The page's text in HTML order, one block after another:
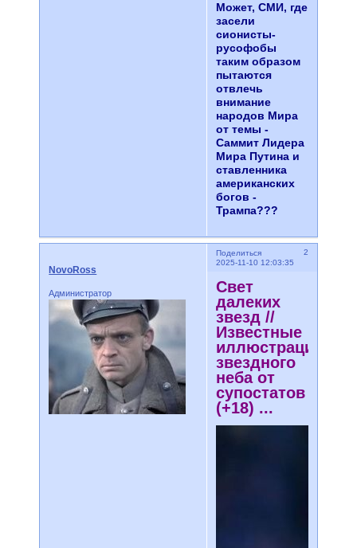
Может, СМИ, где
засели
сионисты-
русофобы
таким образом
пытаются
отвлечь
внимание
народов Мира
от темы -
Саммит Лидера
Мира Путина и
ставленника
американских
богов -
Трампа???
Поделиться
2
2025-11-10 12:03:35
NovoRoss
Администратор
Свет
далеких
звезд //
Известные
иллюстрации
звездного
неба от
супостатов
(+18) ...